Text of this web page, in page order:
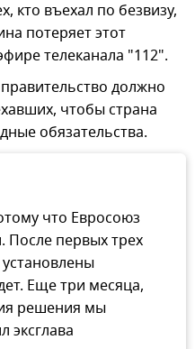
кто въехал по безвизу,
потеряет этот
телеканала "112".
должно
чтобы страна
обязательства.
что Евросоюз
После первых трех
Еще три месяца,
решения мы